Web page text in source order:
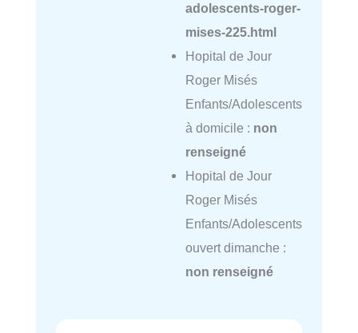
adolescents-roger-
mises-225.html
Hopital de Jour
Roger Misés
Enfants/Adolescents
à domicile : non
renseigné
Hopital de Jour
Roger Misés
Enfants/Adolescents
ouvert dimanche :
non renseigné